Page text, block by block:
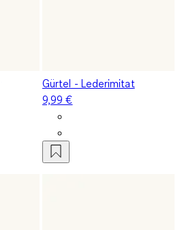
Gürtel - Lederimitat
9,99 €